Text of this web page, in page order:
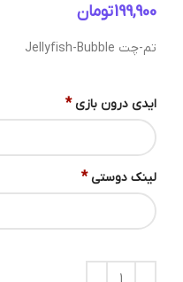
تومان
تم-چت Jellyfish-Bubble
ایدی درون بازی *
لینک دوستی *